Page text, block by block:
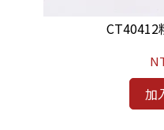
CT40412
加